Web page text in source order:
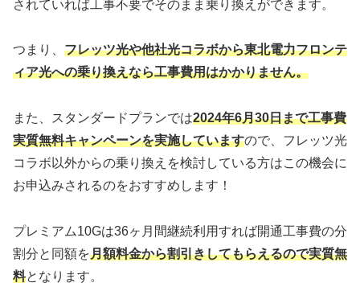
されていれば工事不要でそのまま乗り換えができます。
つまり、 フレッツ光や他社光コラボから東北電力フロンテ
ィア光への乗り換えなら工事費用はかかりません。
また、スタンダードプランでは2024年6月30日まで工事費
実質無料キャンペーンを実施していますので、フレッツ光
コラボ以外からの乗り換えを検討している方はこの機会に
お申込みされるのをおすすめします！
プレミアム10Gは36ヶ月間継続利用すれば開通工事費の分
割分と同額を月額料金から割引きしてもらえるので実質無
料となります。